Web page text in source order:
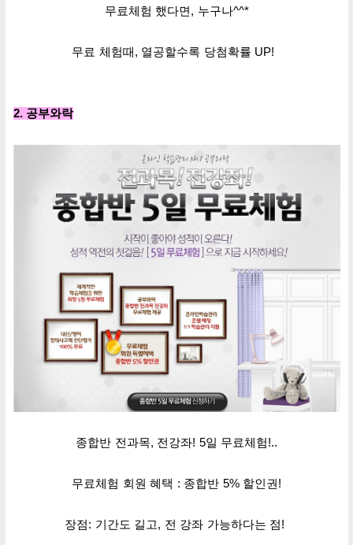
무료체험 했다면 , 누구나^^*
무료 체험때 , 열공할수록 당첨확률 UP!
2. 공부와락
종합반 전과목, 전강좌! 5일 무료체험!..
무료체험 회원 혜택 : 종합반 5% 할인권!
장점: 기간도 길고, 전 강좌 가능하다는 점!